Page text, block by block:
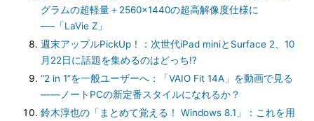
グラムの超軽量＋2560×1440の超高解像度仕様に
──「LaVie Z」
週末アップルPickUp！：次世代iPad miniとSurface 2、10
月22日に話題を集めるのはどっち!?
“2 in 1”を一般ユーザーへ：「VAIO Fit 14A」を動画で見る
――ノートPCの新定番スタイルになれるか？
鈴木淳也の「まとめて覚える！ Windows 8.1」：これを用